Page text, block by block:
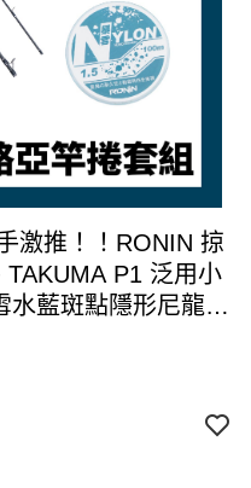
激推！！RONIN 掠
P1 泛用小
水藍斑點隱形尼龍線